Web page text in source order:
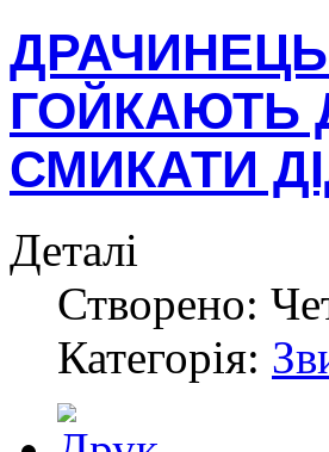
ГОЙКАЮТЬ
СМИКАТИ
Деталі
Створено:
Категорія: